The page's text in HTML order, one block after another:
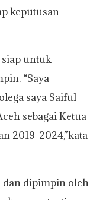
keputusan
siap untuk
“Saya
saya Saiful
sebagai Ketua
2019-2024,”kata
dan dipimpin oleh